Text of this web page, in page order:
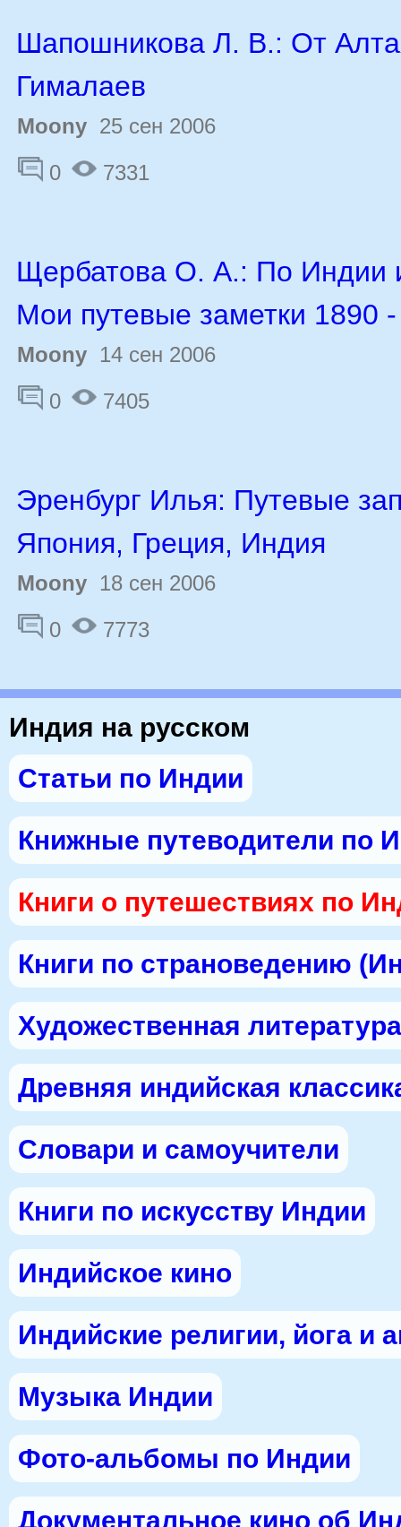
Шапошникова Л. В.: От
Гималаев
Moony 25 сен 2006
0
7331
Щербатова О. А.: По Индии
Мои путевые заметки 1890 -
Moony 14 сен 2006
0
7405
Эренбург Илья: Путевые
Япония, Греция, Индия
Moony 18 сен 2006
0
7773
Индия на русском
Статьи по Индии
Книжные путеводители по
Книги о путешествиях по
Книги по страноведению
Художественная
Древняя индийская
Словари и самоучители
Книги по искусству Индии
Индийское кино
Индийские религии, йога и
Музыка Индии
Фото-альбомы по Индии
Документальное кино об